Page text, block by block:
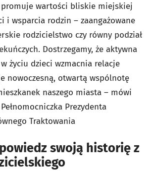
promuje wartości bliskie miejskiej
i wsparcia rodzin – zaangażowane
rodzicielstwo czy równy podział
Dostrzegamy, że aktywna
życiu dzieci wzmacnia relacje
nowoczesną, otwartą wspólnotę
naszego miasta – mówi
Pełnomocniczka Prezydenta
Traktowania
swoją historię z